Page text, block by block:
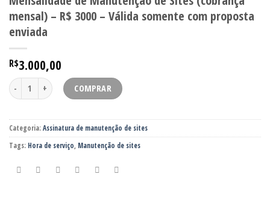
Adicionar
aos meus
desejos
mensal) – R$ 3000 – Válida somente com proposta
enviada
R$3.000,00
Mensalidade de Manutenção de Sites (cobrança mensal) - R$ 3000 - Válida
COMPRAR
Categoria: Assinatura de manutenção de sites
Tags: Hora de serviço Manutenção de sites